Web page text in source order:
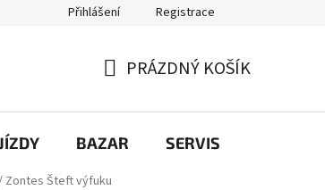
Přihlášení Registrace
KOŠÍK
PRÁZDNÝ KOŠÍK
BAZAR SERVIS
Zontes Šteft výfuku